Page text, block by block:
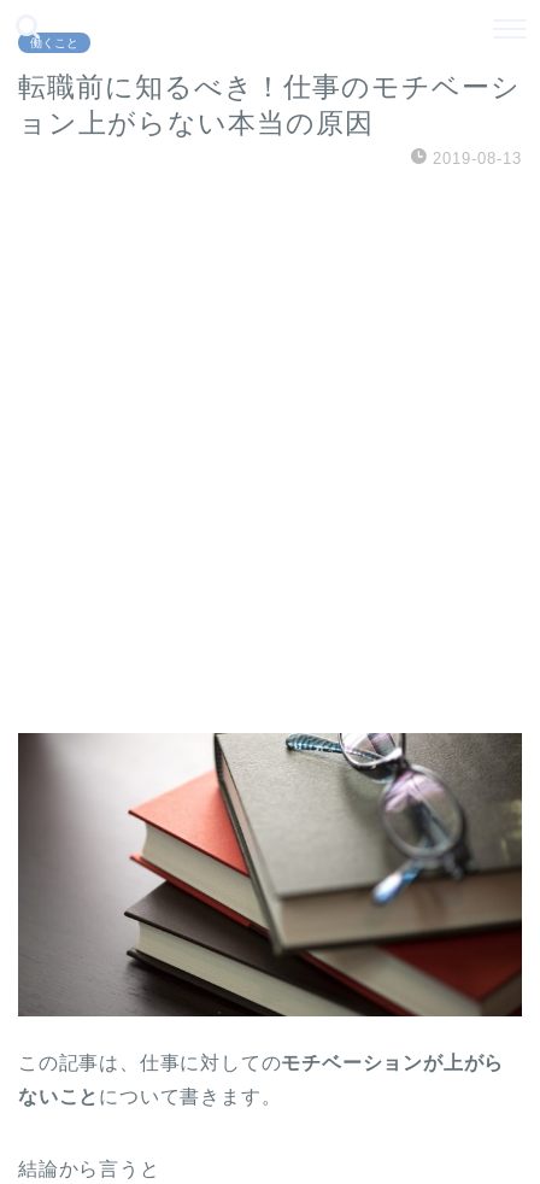
働くこと
転職前に知るべき！仕事のモチベーシ
ョン上がらない本当の原因
2019-08-13
この記事は、仕事に対してのモチベーションが上がら
ないこと について書きます。
結論から言うと